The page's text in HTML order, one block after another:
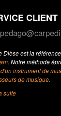
CLIENT
Dièse est la
. Notre méthode
instrument de
de musique.
suite